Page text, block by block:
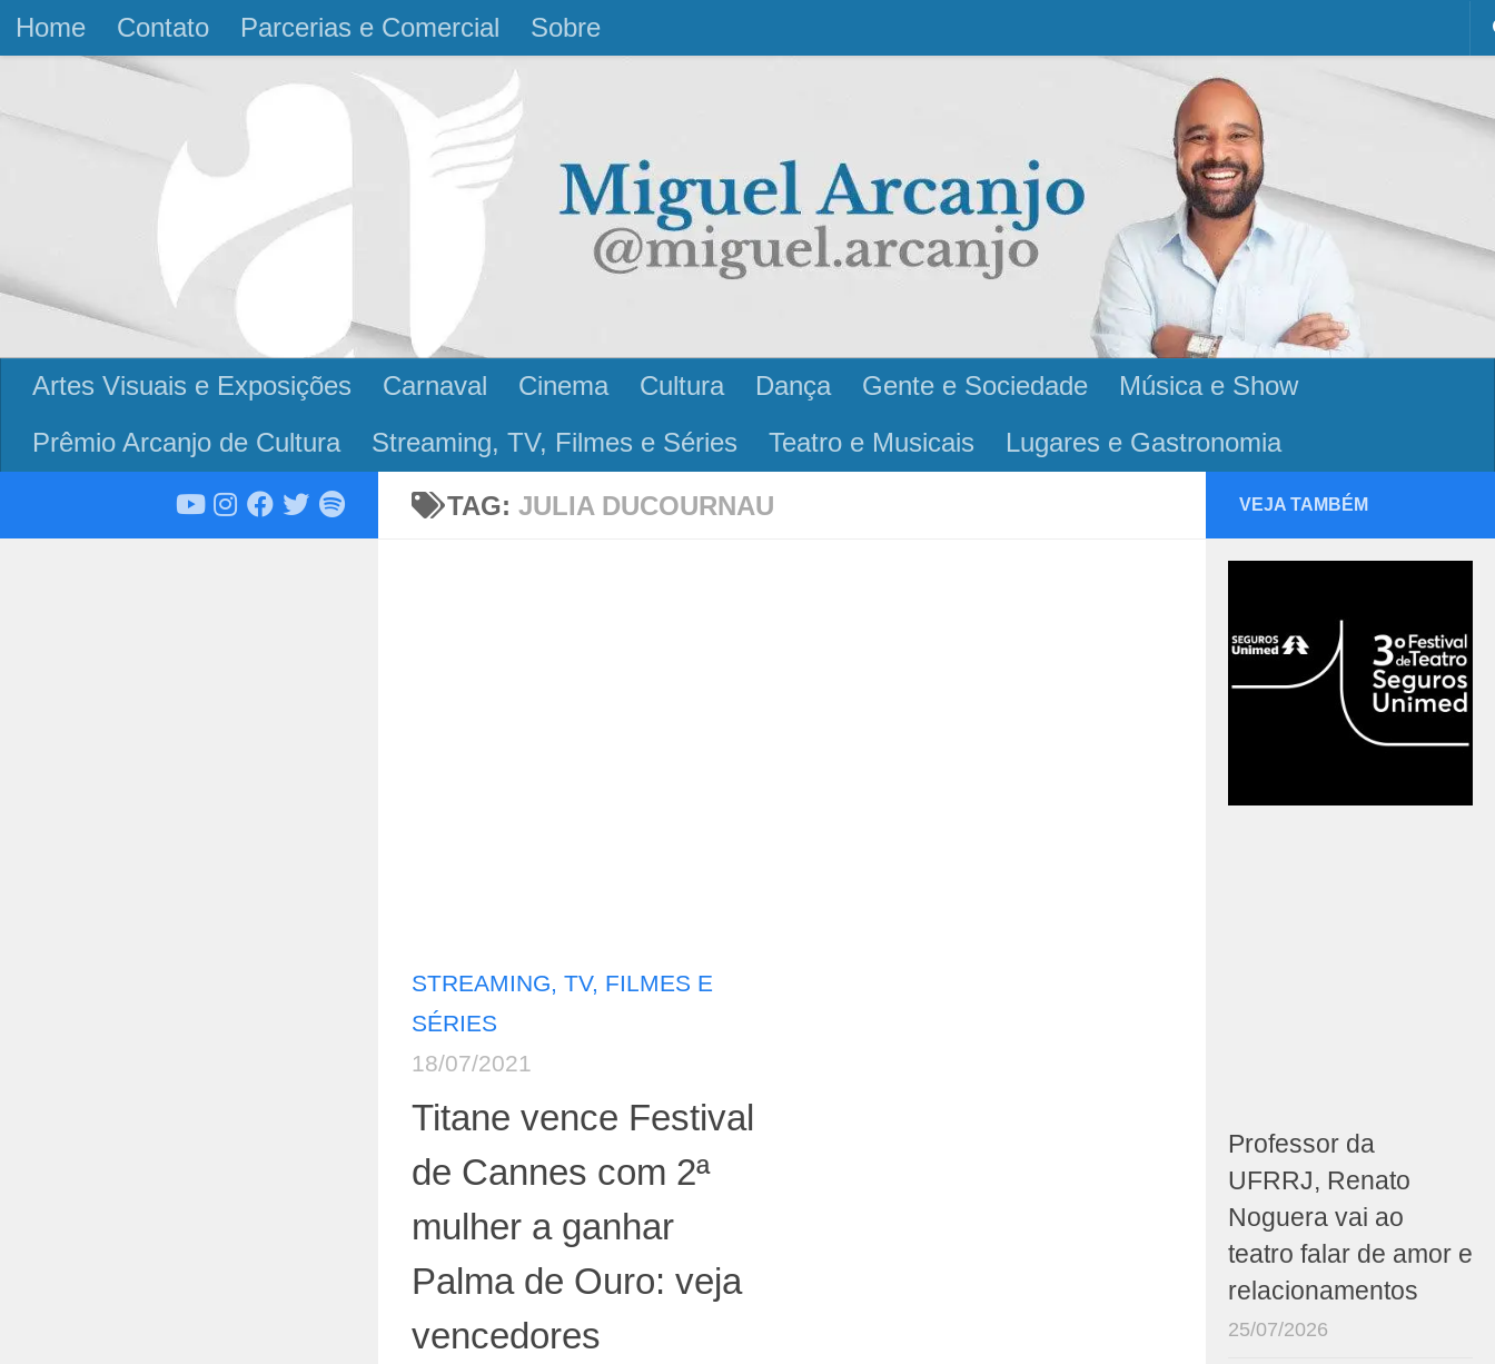
Skip to content
Home Contato Parcerias e Comercial Sobre
Artes Visuais e Exposições Carnaval Cinema Cultura Dança Gente e Sociedade
Música e Show
Prêmio Arcanjo de Cultura
Streaming, TV, Filmes e Séries Teatro e Musicais Lugares e Gastronomia
TAG: JULIA DUCOURNAU
STREAMING, TV, FILMES E
SÉRIES
18/07/2021
Titane vence Festival
de Cannes com 2ª
mulher a ganhar
Palma de Ouro: veja
vencedores
VEJA TAMBÉM
Professor da
UFRRJ, Renato
Noguera vai ao
teatro falar de amor e
relacionamentos
25/07/2026